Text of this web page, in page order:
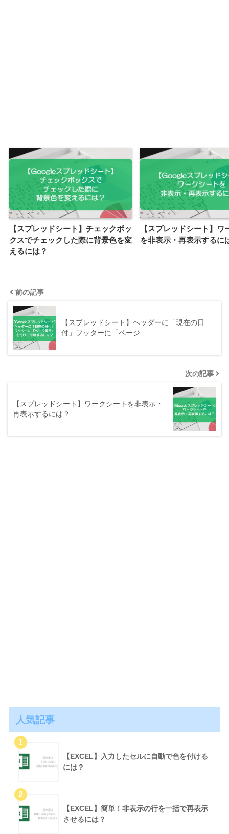
【スプレッドシート】チェックボッ
クスでチェックした際に背景色を変
えるには？
【スプレッドシート】ワ
を非表示・再表示するに
前の記事
【スプレッドシート】ヘッダーに「現在の日
付」フッターに「ページ…
次の記事
【スプレッドシート】ワークシートを非表示・
再表示するには？
人気記事
【EXCEL】入力したセルに自動で色を付ける
には？
【EXCEL】簡単！非表示の行を一括で再表示
させるには？